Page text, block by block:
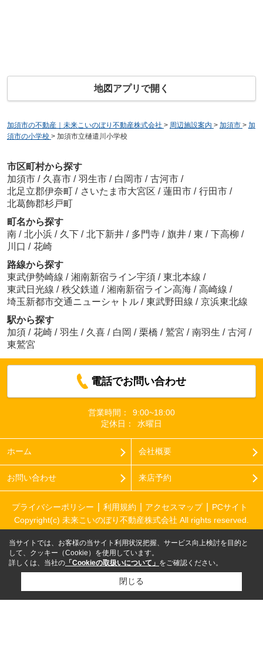
地図アプリで開く
加須市の不動産｜未来こいのぼり不動産株式会社 > 周辺施設案内 > 加須市 > 加
須市の小学校 > 加須市立樋遣川小学校
市区町村から探す
加須市 / 久喜市 / 羽生市 / 白岡市 / 古河市 /
北足立郡伊奈町 / さいたま市大宮区 / 蓮田市 / 行田市 /
北葛飾郡杉戸町
町名から探す
南 / 北小浜 / 久下 / 北下新井 / 多門寺 / 旗井 / 東 / 下高柳 /
川口 / 花崎
路線から探す
東武伊勢崎線 / 湘南新宿ライン宇須 / 東北本線 /
東武日光線 / 秩父鉄道 / 湘南新宿ライン高海 / 高崎線 /
埼玉新都市交通ニューシャトル / 東武野田線 / 京浜東北線
駅から探す
加須 / 花崎 / 羽生 / 久喜 / 白岡 / 栗橋 / 鷲宮 / 南羽生 / 古河 /
東鷲宮
電話でお問い合わせ
営業時間：
9:00~18:00
定休日：
水曜日
ホーム 会社概要
お問い合わせ 来店予約
プライバシーポリシー 利用規約 アクセスマップ
PCサイト
Copyright(c) 未来こいのぼり不動産株式会社 All rights reserved.
当サイトでは、お客様の当サイト利用状況把握、サービス向上検討を目的と
して、クッキー（Cookie）を使用しています。
詳しくは、当社の 「Cookieの取扱いについて」 をご確認ください。
閉じる